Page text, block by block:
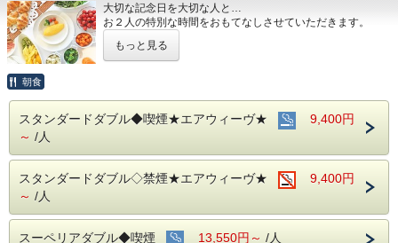
大切な記念日を大切な人と…
お２人の特別な時間をおもてなしさせていただきます。
朝食会場：１８階 レストラン「アイリス」
営業時間：７：００～１０：００ （最終入場 ９：３０）
■全室インターネット接続完備 ◎Ｗｉ-Ｆｉ接続無料◎
もっと見る
朝食
スタンダードダブル◆喫煙★エアウィーヴ★
9,400円
～ /人
スタンダードダブル◇禁煙★エアウィーヴ★
9,400円
～ /人
スーペリアダブル◆喫煙 13,550円～ /人